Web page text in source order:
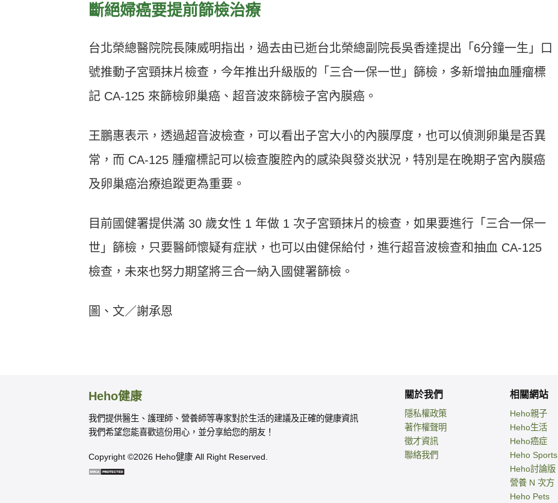
斷絕婦癌要提前篩檢治療
台北榮總醫院院長陳威明指出，過去由已逝台北榮總副院長吳香達提出「6分鐘一生」口
號推動子宮頸抹片檢查，今年推出升級版的「三合一保一世」篩檢，多新增抽血腫瘤標
記 CA-125 來篩檢卵巢癌、超音波來篩檢子宮內膜癌。
王鵬惠表示，透過超音波檢查，可以看出子宮大小的內膜厚度，也可以偵測卵巢是否異
常，而 CA-125 腫瘤標記可以檢查腹腔內的感染與發炎狀況，特別是在晚期子宮內膜癌
及卵巢癌治療追蹤更為重要。
目前國健署提供滿 30 歲女性 1 年做 1 次子宮頸抹片的檢查，如果要進行「三合一保一
世」篩檢，只要醫師懷疑有症狀，也可以由健保給付，進行超音波檢查和抽血 CA-125
檢查，未來也努力期望將三合一納入國健署篩檢。
圖、文／謝承恩
Heho健康
我們提供醫生、護理師、營養師等專家對於生活的建議及正確的健康資訊
我們希望您能喜歡這份用心，並分享給您的朋友！
Copyright ©2026 Heho健康 All Right Reserved.
關於我們
隱私權政策
著作權聲明
徵才資訊
聯絡我們
相關網站
Heho親子
Heho生活
Heho癌症
Heho Sports
Heho討論版
營養 N 次方
Heho Pets